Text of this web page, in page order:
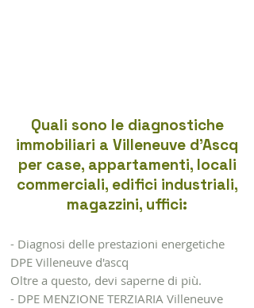
Quali sono le diagnostiche
immobiliari a Villeneuve d'Ascq
per case, appartamenti, locali
commerciali, edifici industriali,
magazzini, uffici:
- Diagnosi delle prestazioni energetiche
DPE Villeneuve d'ascq
Oltre a questo, devi saperne di più.
- DPE MENZIONE TERZIARIA Villeneuve